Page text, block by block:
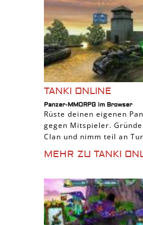
TANKI ONLINE
Panzer-MMORPG im Browser
Rüste deinen eigenen
gegen Mitspieler.
Clan und nimm teil an
MEHR ZU TANKI